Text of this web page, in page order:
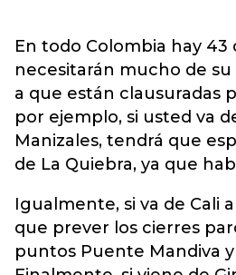
En todo Colombia hay 43
necesitarán mucho de
a que están clausuradas
por ejemplo, si usted va
Manizales, tendrá que
de La Quiebra, ya que
Igualmente, si va de Cali
que prever los cierres
puntos Puente Mandiva